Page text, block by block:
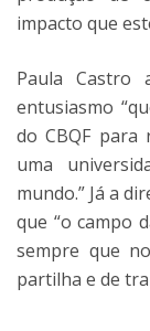
impacto que
Paula Castro
entusiasmo
do CBQF para
uma
mundo.” Já a
que “o campo
sempre que
partilha e de